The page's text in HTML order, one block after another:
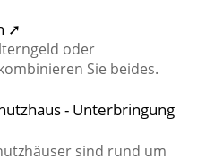
➚
oder
Sie beides.
- Unterbringung
sind rund um